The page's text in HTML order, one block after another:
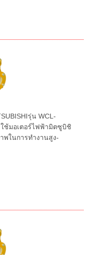
รุ่น WCL-
ช้มอเตอร์ไฟฟ้ามิตซูบิชิ
พในการทำงานสูง-